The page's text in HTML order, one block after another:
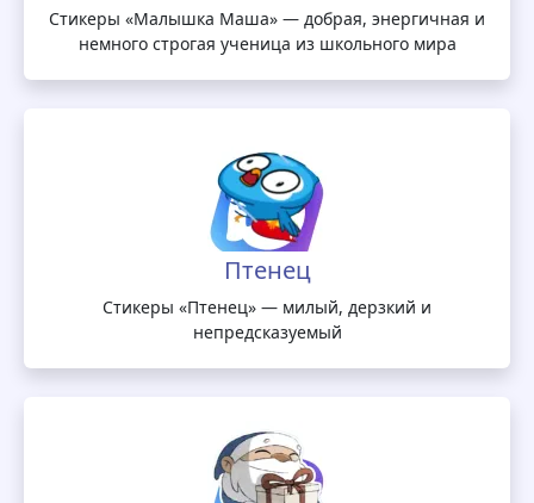
Стикеры «Малышка Маша» — добрая, энергичная и
немного строгая ученица из школьного мира
Птенец
Стикеры «Птенец» — милый, дерзкий и
непредсказуемый